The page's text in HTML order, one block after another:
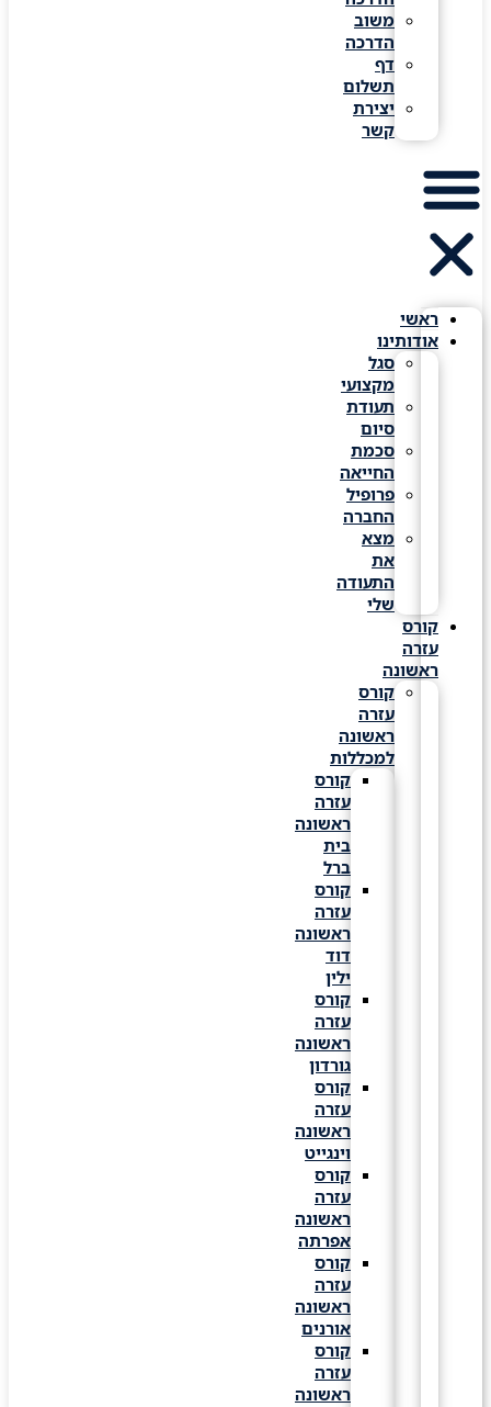
משוב
הדרכה
דף
תשלום
יצירת
ראשי
אודותינו
סגל
מקצועי
תעודת
סכמת
החייאה
פרופיל
החברה
מצא
התעודה
קורס
עזרה
ראשונה
קורס
עזרה
ראשונה
למכללות
קורס
עזרה
ראשונה
קורס
עזרה
ראשונה
קורס
עזרה
ראשונה
גורדון
קורס
עזרה
ראשונה
וינגייט
קורס
עזרה
ראשונה
אפרתה
קורס
עזרה
ראשונה
אורנים
קורס
עזרה
ראשונה